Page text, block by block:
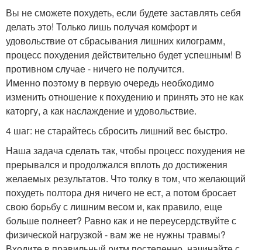
Вы не сможете похудеть, если будете заставлять себя
делать это! Только лишь получая комфорт и
удовольствие от сбрасывания лишних килограмм,
процесс похудения действительно будет успешным! В
противном случае - ничего не получится.
Именно поэтому в первую очередь необходимо
изменить отношение к похудению и принять это не как
каторгу, а как наслаждение и удовольствие.
4 шаг: не старайтесь сбросить лишний вес быстро.
Наша задача сделать так, чтобы процесс похудения не
прерывался и продолжался вплоть до достижения
желаемых результатов. Что толку в том, что желающий
похудеть полтора дня ничего не ест, а потом бросает
свою борьбу с лишним весом и, как правило, еще
больше полнеет? Равно как и не переусердствуйте с
физической нагрузкой - вам же не нужны травмы?